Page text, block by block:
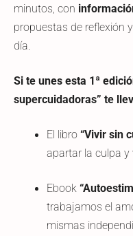
minutos, con
propuestas de reflexión
día.
Si te unes esta 1ª
supercuidadoras” te
El libro “Vivir sin
apartar la culpa y
Ebook
trabajamos el
mismas